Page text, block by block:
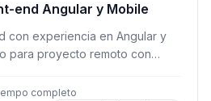
end Angular y Mobile
con experiencia en Angular y
para proyecto remoto con
completo